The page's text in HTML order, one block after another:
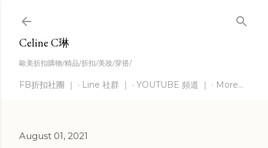
Celine C琳
歐美折扣購物/精品/折扣/美妝/穿搭/
FB折扣社團 ｜ Line 社群 ｜ YOUTUBE 頻道 ｜ More…
August 01, 2021